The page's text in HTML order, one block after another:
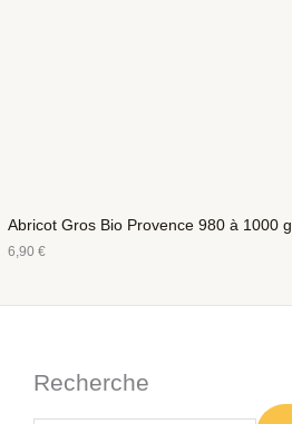
Abricot Gros Bio Provence 980 à 1000 g
6,90€
Recherche